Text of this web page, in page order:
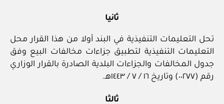
ثانيا
تحل التعليمات التنفيذية في البند أولا من هذا القرار محل
التعليمات التنفيذية لتطبيق جزاءات مخالفات البيع وفق
جدول المخالفات والجزاءات البلدية الصادرة بالقرار الوزاري
رقم (٠٠٢٧٧) وتاريخ ١٦ / ٧ / ١٤٤٣هـ.
ثالثا